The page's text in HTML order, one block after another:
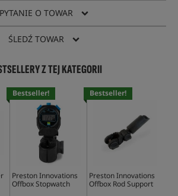
PYTANIE O TOWAR
ŚLEDŹ TOWAR
Z TEJ KATEGORII
Bestseller!
Preston Innovations
Offbox Stopwatch
Bestseller!
Preston Innovations
Offbox Rod Support